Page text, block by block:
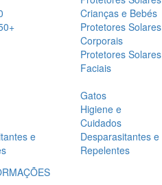
Crianças e Bebés
Protetores Solares
Corporais
Protetores Solares
Faciais
e
Gatos
Higiene e
Cuidados
Desparasitantes e
Repelentes